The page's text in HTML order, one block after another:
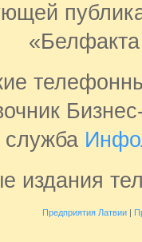
издания
Предприятия Латвии|